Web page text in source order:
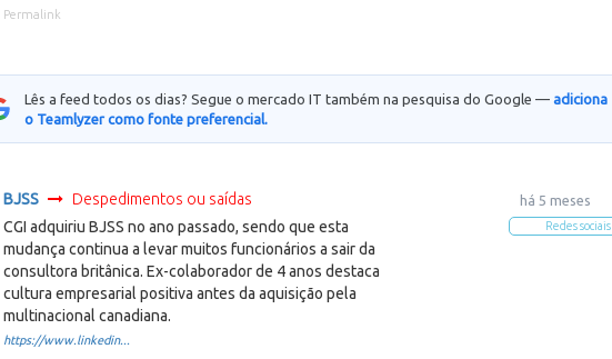
Permalink
Lês a feed todos os dias? Segue o mercado IT também na pesquisa do Google — adiciona
o Teamlyzer como fonte preferencial.
há 5 meses
Redes sociais
BJSS
Despedimentos ou saídas
CGI adquiriu BJSS no ano passado, sendo que esta
mudança continua a levar muitos funcionários a sair da
consultora britânica. Ex-colaborador de 4 anos destaca
cultura empresarial positiva antes da aquisição pela
multinacional canadiana.
https://www.linkedin...